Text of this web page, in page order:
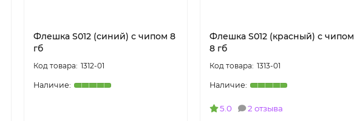
Флешка S012 (синий) с чипом 8
гб
1312-01
Флешка S012 (красный) с чипом
8 гб
1313-01
5.0 2 отзыва